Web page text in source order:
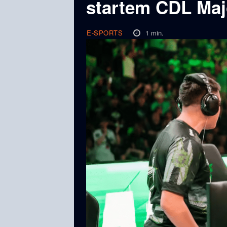
startem CDL
E-SPORTS 1 min.